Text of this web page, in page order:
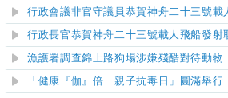
行政會議非官守議員恭賀神舟二十三號載
行政長官恭賀神舟二十三號載人飛船發射
漁護署調查錦上路狗場涉嫌殘酷對待動物
「健康『伽』倍 親子抗毒日」圓滿舉行